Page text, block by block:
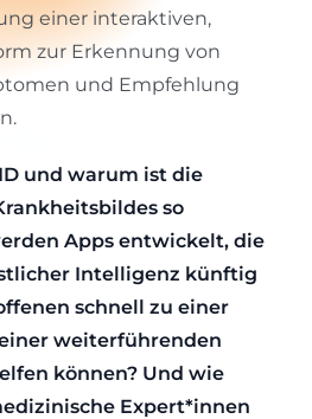
einer interaktiven,
zur Erkennung von
und Empfehlung
und warum ist die
so
Apps entwickelt, die
Intelligenz künftig
schnell zu einer
weiterführenden
können? Und wie
Expert*innen